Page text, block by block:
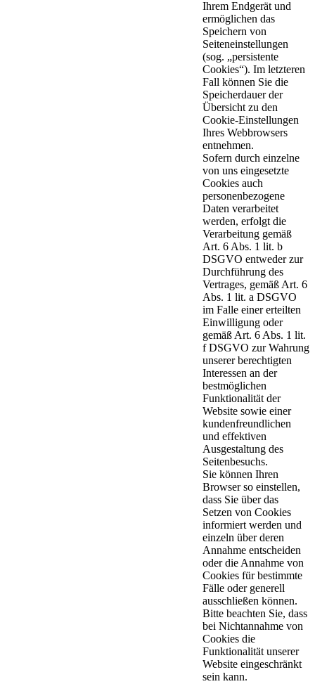
Ihrem Endgerät und
ermöglichen das
Speichern von
Seiteneinstellungen
(sog. „persistente
Cookies“). Im letzteren
Fall können Sie die
Speicherdauer der
Übersicht zu den
Cookie-Einstellungen
Ihres Webbrowsers
entnehmen.
Sofern durch einzelne
von uns eingesetzte
Cookies auch
personenbezogene
Daten verarbeitet
werden, erfolgt die
Verarbeitung gemäß
Art. 6 Abs. 1 lit. b
DSGVO entweder zur
Durchführung des
Vertrages, gemäß Art. 6
Abs. 1 lit. a DSGVO
im Falle einer erteilten
Einwilligung oder
gemäß Art. 6 Abs. 1 lit.
f DSGVO zur Wahrung
unserer berechtigten
Interessen an der
bestmöglichen
Funktionalität der
Website sowie einer
kundenfreundlichen
und effektiven
Ausgestaltung des
Seitenbesuchs.
Sie können Ihren
Browser so einstellen,
dass Sie über das
Setzen von Cookies
informiert werden und
einzeln über deren
Annahme entscheiden
oder die Annahme von
Cookies für bestimmte
Fälle oder generell
ausschließen können.
Bitte beachten Sie, dass
bei Nichtannahme von
Cookies die
Funktionalität unserer
Website eingeschränkt
sein kann.